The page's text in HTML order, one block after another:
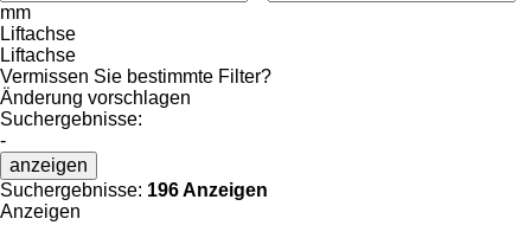
mm
Liftachse
Liftachse
Vermissen Sie bestimmte Filter?
Änderung vorschlagen
Suchergebnisse:
-
anzeigen
Suchergebnisse: 196 Anzeigen
Anzeigen